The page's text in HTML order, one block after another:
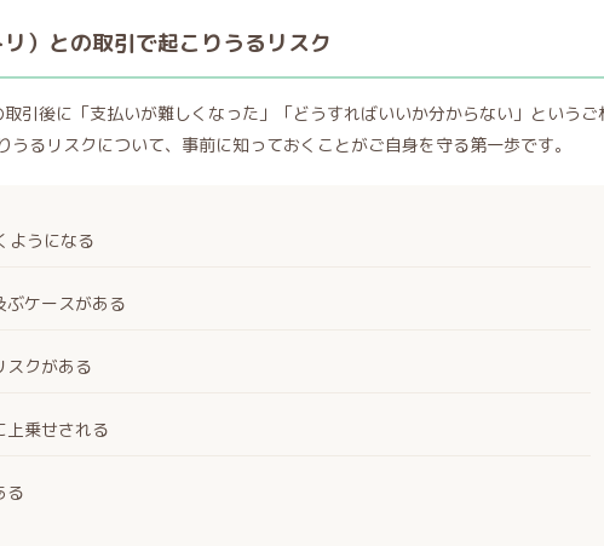
）との取引で起こりうるリスク
引後に「支払いが難しくなった」「どうすればいいか分からない」というご
るリスクについて、事前に知っておくことがご自身を守る第一歩です。
ようになる
ぶケースがある
スクがある
上乗せされる
る